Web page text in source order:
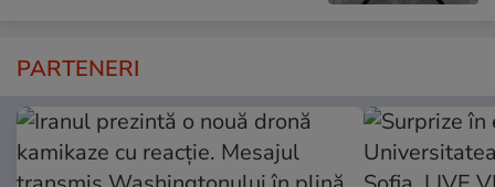
PARTENERI